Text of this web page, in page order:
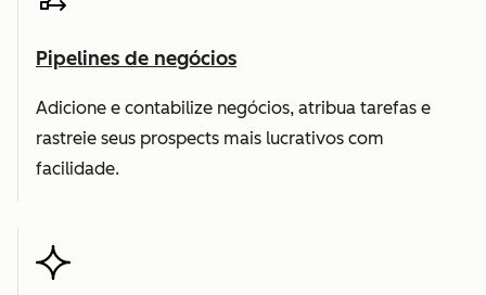
Pipelines de negócios
Adicione e contabilize negócios, atribua tarefas e
rastreie seus prospects mais lucrativos com
facilidade.